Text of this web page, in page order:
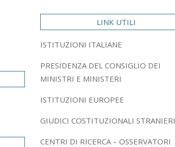
LINK UTILI
ISTITUZIONI ITALIANE
PRESIDENZA DEL CONSIGLIO DEI
MINISTRI E MINISTERI
ISTITUZIONI EUROPEE
GIUDICI COSTITUZIONALI STRANIERI
CENTRI DI RICERCA – OSSERVATORI